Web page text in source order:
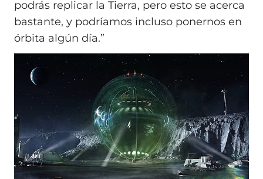
podrás replicar la Tierra, pero esto se acerca
bastante, y podríamos incluso ponernos en
órbita algún día.”